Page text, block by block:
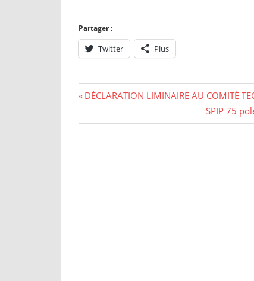
Partager :
Twitter Plus
Navigation
de
Previous
DÉCLARATION LIMINAIRE AU COMITÉ
Next
Post:
SPIP 75